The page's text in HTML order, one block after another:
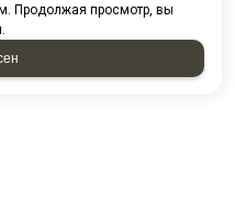
Продолжая просмотр, вы